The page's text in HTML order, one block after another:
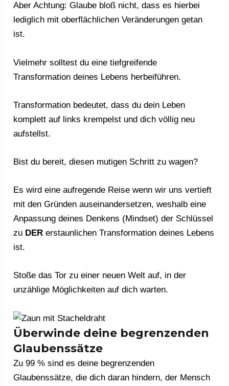
Aber Achtung: Glaube bloß nicht, dass es hierbei
lediglich mit oberflächlichen Veränderungen getan
ist.
Vielmehr solltest du eine tiefgreifende
Transformation deines Lebens herbeiführen.
Transformation bedeutet, dass du dein Leben
komplett auf links krempelst und dich völlig neu
aufstellst.
Bist du bereit, diesen mutigen Schritt zu wagen?
Es wird eine aufregende Reise wenn wir uns vertieft
mit den Gründen auseinandersetzen, weshalb eine
Anpassung deines Denkens (Mindset) der Schlüssel
zu DER erstaunlichen Transformation deines Lebens
ist.
Stoße das Tor zu einer neuen Welt auf, in der
unzählige Möglichkeiten auf dich warten.
Überwinde deine begrenzenden
Glaubenssätze
Zu 99 % sind es deine begrenzenden
Glaubenssätze, die dich daran hindern, der Mensch